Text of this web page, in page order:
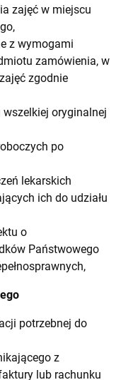
zajęć w miejscu
z wymogami
zamówienia, w
zgodnie
oryginalnej
po
lekarskich
ich do udziału
o
Państwowego
potrzebnej do
z
lub rachunku